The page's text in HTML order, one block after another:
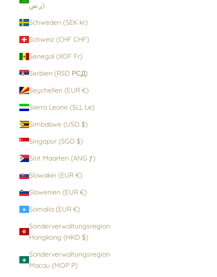
ر.س)
Schweden (SEK kr)
Schweiz (CHF CHF)
Senegal (XOF Fr)
Serbien (RSD РСД)
Seychellen (EUR €)
Sierra Leone (SLL Le)
Simbabwe (USD $)
Singapur (SGD $)
Sint Maarten (ANG ƒ)
Slowakei (EUR €)
Slowenien (EUR €)
Somalia (EUR €)
Sonderverwaltungsregion
Hongkong (HKD $)
Sonderverwaltungsregion
Macau (MOP P)